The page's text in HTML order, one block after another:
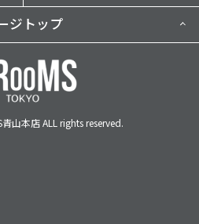
ジトップ
山本店 ALL rights reserved.